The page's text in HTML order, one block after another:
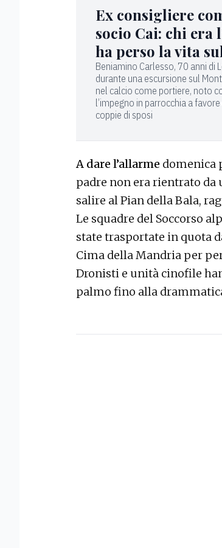
Ex consigliere
socio Cai: chi era
ha perso la vita
Beniamino Carlesso, 70 anni di
durante una escursione sul
nel calcio come portiere, noto
l’impegno in parrocchia a
coppie di sposi
A dare l’allarme domenica
padre non era rientrato da
salire al Pian della Bala,
Le squadre del Soccorso
state trasportate in quota
Cima della Mandria per
Dronisti e unità cinofile
palmo fino alla